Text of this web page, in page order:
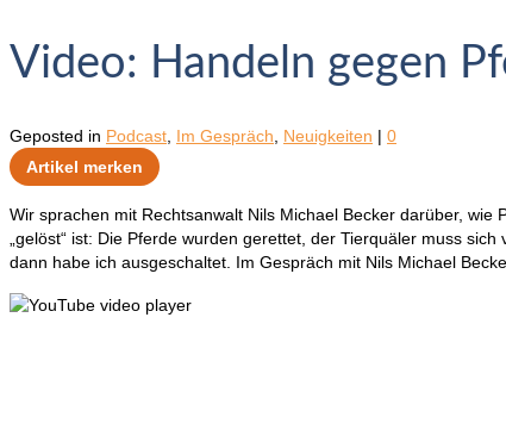
Video: Handeln gegen
Geposted in Podcast Im Gespräch Neuigkeiten | 0
Artikel merken
Wir sprachen mit Rechtsanwalt Nils Michael Becker darüber, wie
„gelöst“ ist: Die Pferde wurden gerettet, der Tierquäler muss
dann habe ich ausgeschaltet. Im Gespräch mit Nils Michael